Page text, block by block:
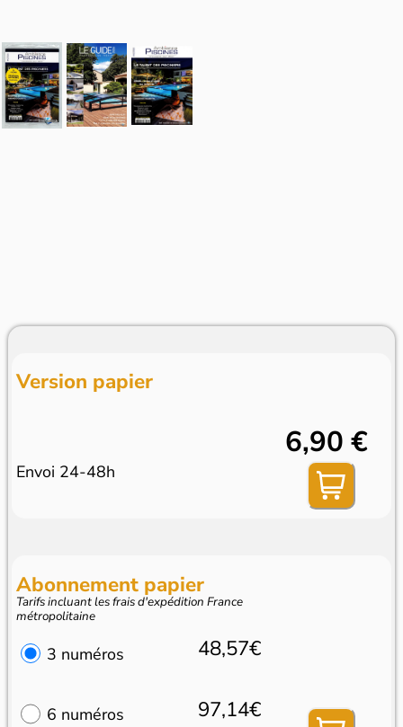
Version papier
Envoi 24-48h
6,90 €
Abonnement papier
Tarifs incluant les frais d'expédition France
métropolitaine
3 numéros 48,57€
6 numéros 97,14€